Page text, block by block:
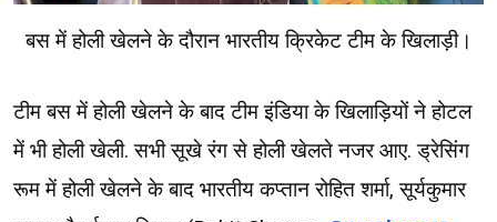
बस में होली खेलने के दौरान भारतीय क्रिकेट टीम के खिलाड़ी।
टीम बस में होली खेलने के बाद टीम इंडिया के खिलाड़ियों ने होटल
में भी होली खेली. सभी सूखे रंग से होली खेलते नजर आए. ड्रेसिंग
रूम में होली खेलने के बाद भारतीय कप्तान रोहित शर्मा, सूर्यकुमार